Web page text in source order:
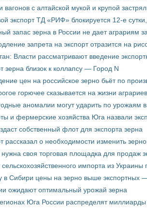
вагонов с алтайской мукой и крупой
экспорт ТД «РИФ» блокируется 12-е
запас зерна в России не дает аграриям
запрета на экспорт отразится на
Власти рассматривают введение
зерна близок к коллапсу — Город N
цен на российское зерно бьёт по
горючее сказывается на жизни аграриев
аномалии могут ударить по урожаям
и фермерские хозяйства Юга назвали
собственный флот для экспорта зерна
рассказал о необходимости изменить
нужна своя торговая площадка для продаж
сельскохозяйственного импорта из
в Сибири цены на зерно выше экспортных
ожидают оптимальный урожай зерна
Юга России распределят